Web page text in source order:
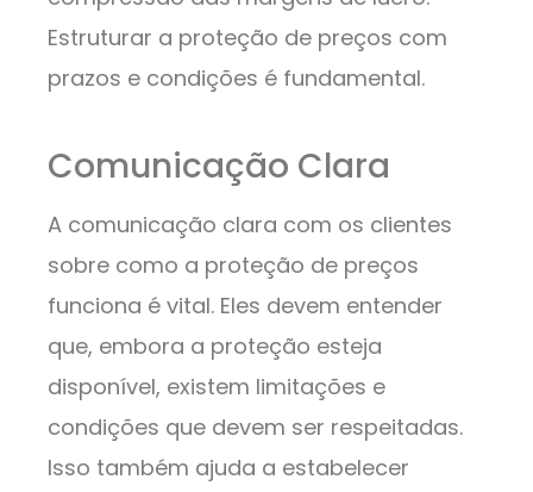
Estruturar a proteção de preços com
prazos e condições é fundamental.
Comunicação Clara
A comunicação clara com os clientes
sobre como a proteção de preços
funciona é vital. Eles devem entender
que, embora a proteção esteja
disponível, existem limitações e
condições que devem ser respeitadas.
Isso também ajuda a estabelecer